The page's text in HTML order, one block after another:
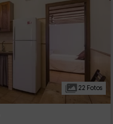
22 Fotos